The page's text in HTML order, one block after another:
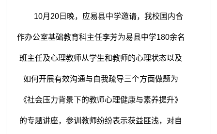
10月20日晚，应易县中学邀请，我校国内合
作办公室基础教育科主任李芳为易县中学180余名
班主任及心理教师从学生和教师的心理状态以及
如何开展有效沟通与自我疏导三个方面做题为
《社会压力背景下的教师心理健康与素养提升》
的专题讲座，参训教师纷纷表示获益匪浅，对自